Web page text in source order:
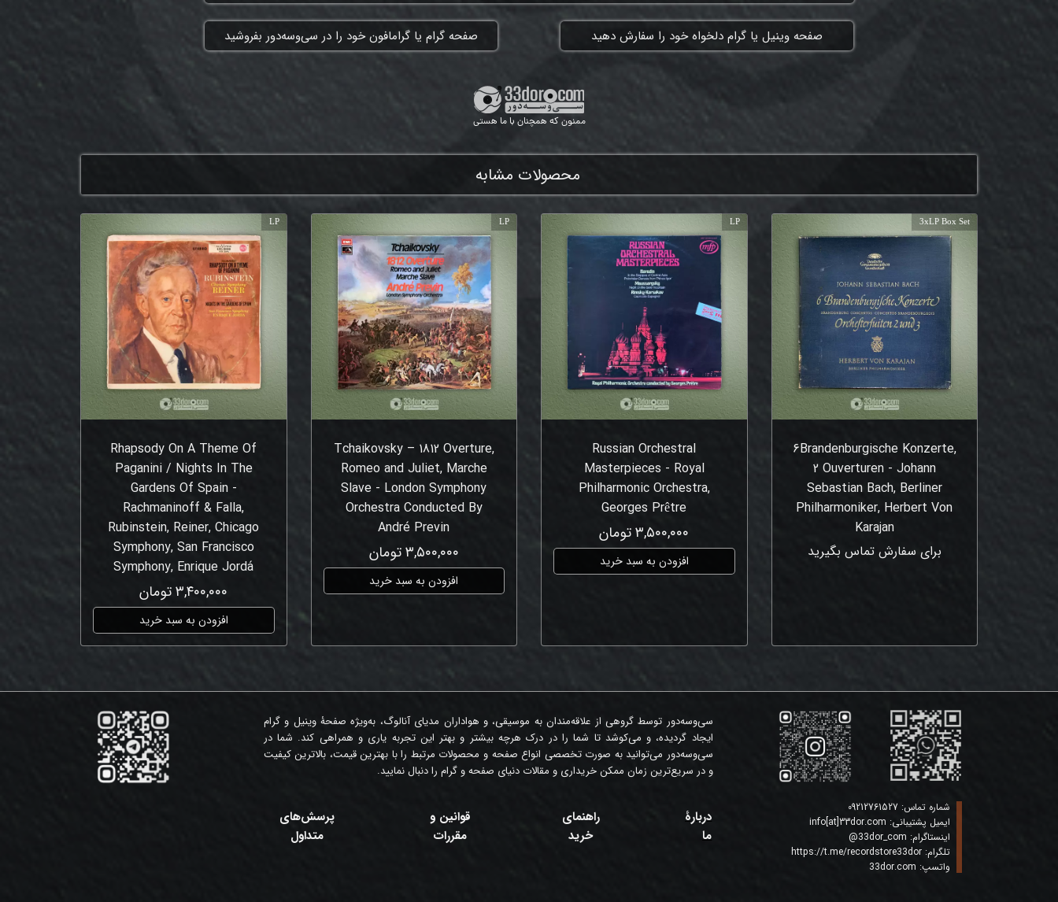
​صفحه وینیل یا گرام دلخواه خود را سفارش دهید ​صفحه گرام یا گرامافون خود را در سی‌وسه‌دور بفروشید
ممنون که همچنان با ما هستی
محصولات مشابه
6Brandenburgische Konzerte,
2 Ouverturen - Johann
Sebastian Bach, Berliner
Philharmoniker, Herbert Von
Karajan
برای سفارش تماس بگیرید
3xLP Box Set
Russian Orchestral
Masterpieces - Royal
Philharmonic Orchestra,
Georges Prêtre
۳,۵۰۰,۰۰۰ تومان
افزودن به سبد خرید
LP
Tchaikovsky – 1812 Overture,
Romeo and Juliet, Marche
Slave - London Symphony
Orchestra Conducted By
André Previn
۳,۵۰۰,۰۰۰ تومان
افزودن به سبد خرید
LP
Rhapsody On A Theme Of
Paganini / Nights In The
Gardens Of Spain -
Rachmaninoff & Falla,
Rubinstein, Reiner, Chicago
Symphony, San Francisco
Symphony, Enrique Jordá
۳,۴۰۰,۰۰۰ تومان
افزودن به سبد خرید
LP
شماره تماس:
ایمیل پشتیبانی: info[at]33dor.com
اینستاگرام: 33dor_com
@
تلگرام: https://t.me/recordstore33dor
واتسپ: 33dor.com
سی‌وسه‌دور توسط گروهی از علاقه‌مندان به موسیقی، و هواداران مدیای آنالوگ، به‌ویژه صفحۀ وینیل و گرام
ایجاد گردیده، و می‌کوشد تا شما را در درک هرچه بیشتر و بهتر این تجربه یاری و همراهی کند. شما در
سی‌وسه‌دور می‌توانید به صورت تخصصی انواع صفحه و محصولات مرتبط را با بهترین قیمت، بالاترین کیفیت
و در سریع‌ترین زمان ممکن خریداری و مقالات دنیای صفحه و گرام را دنبال نمایید.
دربارۀ
ما
قوانین و
مقررات
پرسش‌های
متداول
راهنمای
خرید